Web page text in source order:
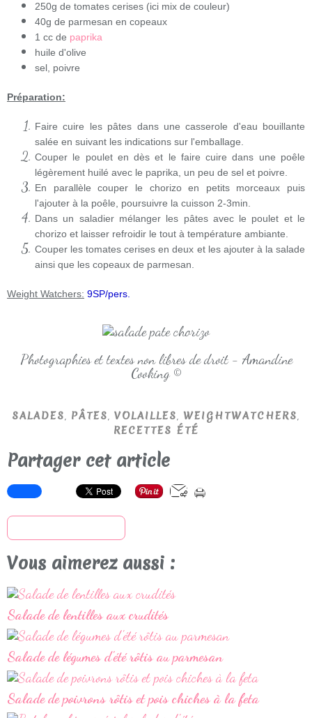
250g de tomates cerises (ici mix de couleur)
40g de parmesan en copeaux
1 cc de paprika
huile d'olive
sel, poivre
Préparation:
Faire cuire les pâtes dans une casserole d'eau bouillante
salée en suivant les indications sur l'emballage.
Couper le poulet en dès et le faire cuire dans une poêle
légèrement huilé avec le paprika, un peu de sel et poivre.
En parallèle couper le chorizo en petits morceaux puis
l'ajouter à la poêle, poursuivre la cuisson 2-3min.
Dans un saladier mélanger les pâtes avec le poulet et le
chorizo et laisser refroidir le tout à température ambiante.
Couper les tomates cerises en deux et les ajouter à la salade
ainsi que les copeaux de parmesan.
Weight Watchers: 9SP/pers.
Photographies et textes non libres de droit - Amandine
Cooking ©
SALADES, PÂTES, VOLAILLES, WEIGHTWATCHERS,
RECETTES ÉTÉ
Partager cet article
Vous aimerez aussi :
Salade de lentilles aux crudités
Salade de légumes d'été rôtis au parmesan
Salade de poivrons rôtis et pois chiches à la feta